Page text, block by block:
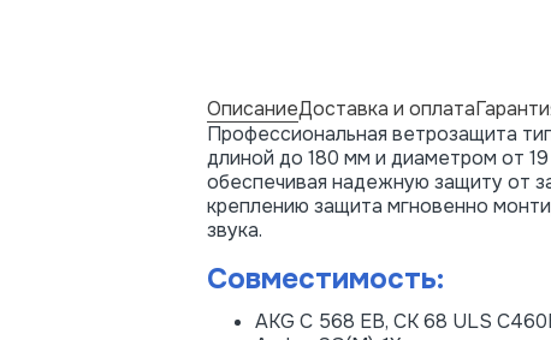
ОписаниеДоставка и оплата
Профессиональная ветрозащита
длиной до 180 мм и диаметром от
обеспечивая надежную защиту от
креплению защита мгновенно
звука.
Совместимость:
AKG C 568 EB, CK 68 ULS